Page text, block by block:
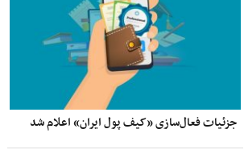
جزئیات فعال‌سازی «کیف پول ایران» اعلام شد